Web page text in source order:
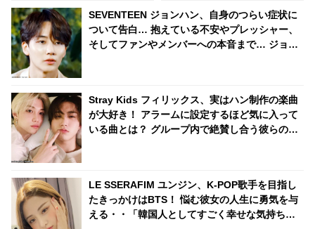
ン爆笑
SEVENTEEN ジョンハン、自身のつらい症状に
ついて告白… 抱えている不安やプレッシャー、
そしてファンやメンバーへの本音まで… ジョン
Stray Kids フィリックス、実はハン制作の楽曲
が大好き！ アラームに設定するほど気に入って
いる曲とは？ グループ内で絶賛し合う彼らの仲
LE SSERAFIM ユンジン、K-POP歌手を目指し
たきっかけはBTS！ 悩む彼女の人生に勇気を与
える・・「韓国人としてすごく幸せな気持ちに